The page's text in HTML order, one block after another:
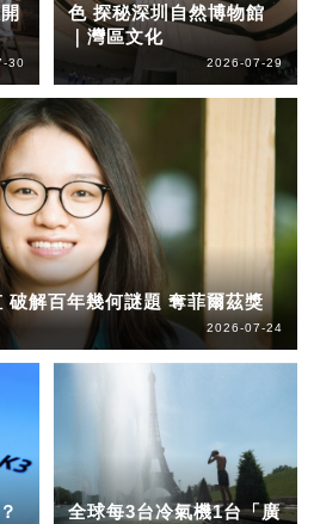
30
色 探秘深圳自然博物館
｜灣區文化
2026-07-29
破解百年幾何謎題 奪菲爾茲獎
2026-07-24
全球每3台冷氣機1台「廣